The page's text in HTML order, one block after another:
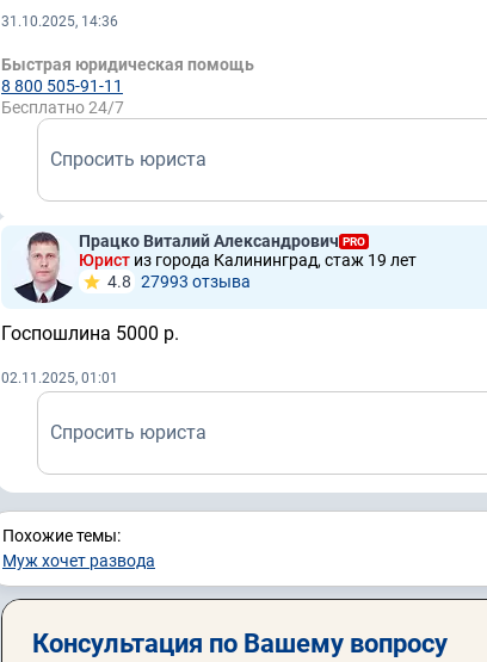
31.10.2025, 14:36
Быстрая юридическая помощь
8 800 505-91-11
Бесплатно 24/7
Спросить юриста
Працко Виталий Александрович PRO
Юрист из города Калининград, стаж 19 лет
4.8 27993 отзывa
Госпошлина 5000 р.
02.11.2025, 01:01
Спросить юриста
Похожие темы:
Муж хочет развода
Консультация по Вашему вопросу